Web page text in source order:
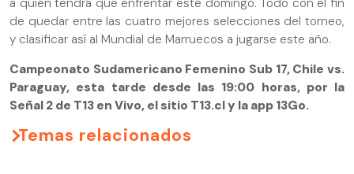
de quedar entre las cuatro mejores selecciones del torneo,
y clasificar así al Mundial de Marruecos a jugarse este año.
Campeonato Sudamericano Femenino Sub 17, Chile vs.
Paraguay, esta tarde desde las 19:00 horas, por la
Señal 2 de T13 en Vivo, el sitio T13.cl y la app 13Go.
Temas relacionados